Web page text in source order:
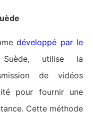
développé par le
utilise la
de vidéos
pour fournir une
Cette méthode